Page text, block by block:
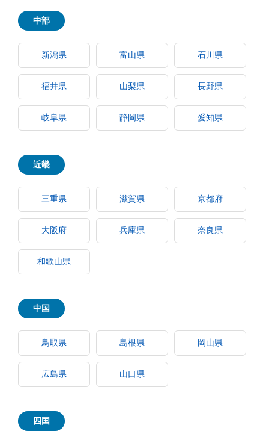
中部
新潟県 富山県 石川県
福井県 山梨県 長野県
岐阜県 静岡県 愛知県
近畿
三重県 滋賀県 京都府
大阪府 兵庫県 奈良県
和歌山県
中国
鳥取県 島根県 岡山県
広島県 山口県
四国